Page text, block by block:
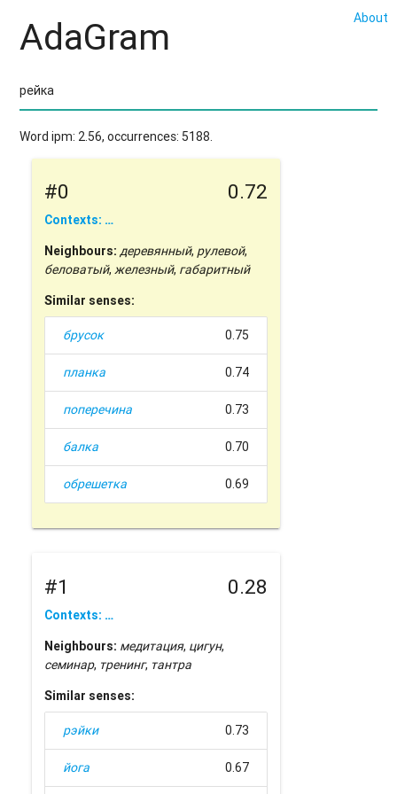
About
AdaGram
Word ipm: 2.56, occurrences: 5188.
#0 0.72
Contexts: …
Neighbours: деревянный, рулевой,
беловатый,железный, габаритный
Similar senses:
брусок 0.75
планка 0.74
поперечина 0.73
балка 0.70
обрешетка 0.69
#1 0.28
Contexts: …
Neighbours: медитация, цигун,
семинар, тренинг, тантра
Similar senses:
рэйки 0.73
йога 0.67